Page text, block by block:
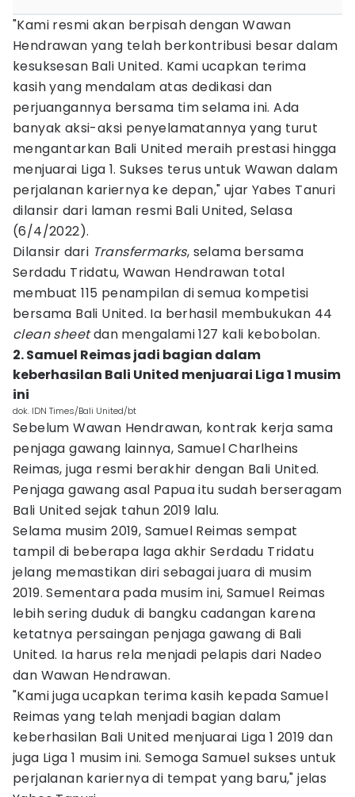
"Kami resmi akan berpisah dengan Wawan
Hendrawan yang telah berkontribusi besar dalam
kesuksesan Bali United. Kami ucapkan terima
kasih yang mendalam atas dedikasi dan
perjuangannya bersama tim selama ini. Ada
banyak aksi-aksi penyelamatannya yang turut
mengantarkan Bali United meraih prestasi hingga
menjuarai Liga 1. Sukses terus untuk Wawan dalam
perjalanan kariernya ke depan," ujar Yabes Tanuri
dilansir dari laman resmi Bali United, Selasa
(6/4/2022).
Dilansir dari Transfermarks, selama bersama
Serdadu Tridatu, Wawan Hendrawan total
membuat 115 penampilan di semua kompetisi
bersama Bali United. Ia berhasil membukukan 44
clean sheetdan mengalami 127 kali kebobolan.
2. Samuel Reimas jadi bagian dalam
keberhasilan Bali United menjuarai Liga 1 musim
ini
dok. IDN Times/Bali United/bt
Sebelum Wawan Hendrawan, kontrak kerja sama
penjaga gawang lainnya, Samuel Charlheins
Reimas, juga resmi berakhir dengan Bali United.
Penjaga gawang asal Papua itu sudah berseragam
Bali United sejak tahun 2019 lalu.
Selama musim 2019, Samuel Reimas sempat
tampil di beberapa laga akhir Serdadu Tridatu
jelang memastikan diri sebagai juara di musim
2019. Sementara pada musim ini, Samuel Reimas
lebih sering duduk di bangku cadangan karena
ketatnya persaingan penjaga gawang di Bali
United. Ia harus rela menjadi pelapis dari Nadeo
dan Wawan Hendrawan.
"Kami juga ucapkan terima kasih kepada Samuel
Reimas yang telah menjadi bagian dalam
keberhasilan Bali United menjuarai Liga 1 2019 dan
juga Liga 1 musim ini. Semoga Samuel sukses untuk
perjalanan kariernya di tempat yang baru," jelas